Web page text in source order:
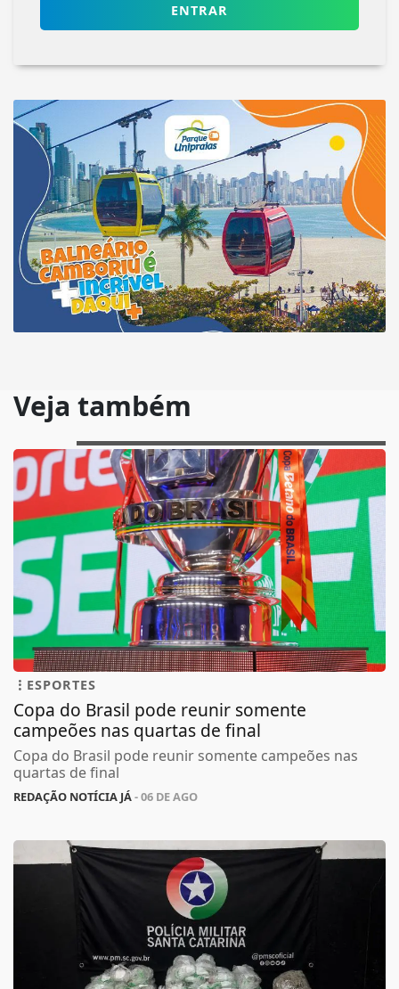
ENTRAR
Veja também
ESPORTES
Copa do Brasil pode reunir somente
campeões nas quartas de final
Copa do Brasil pode reunir somente campeões nas
quartas de final
REDAÇÃO NOTÍCIA JÁ- 06 DE AGO